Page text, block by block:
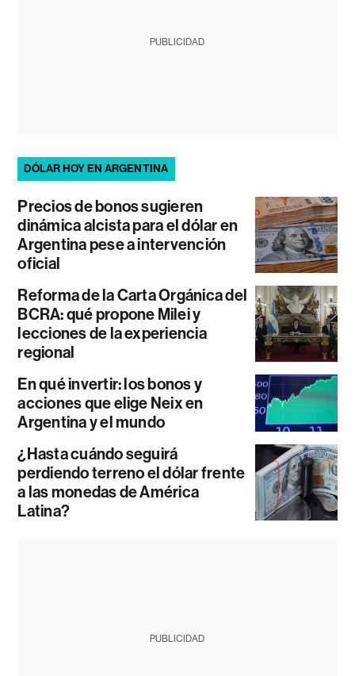
PUBLICIDAD
DÓLAR HOY EN ARGENTINA
Precios de bonos sugieren
dinámica alcista para el dólar en
Argentina pese a intervención
oficial
Reforma de la Carta Orgánica del
BCRA: qué propone Milei y
lecciones de la experiencia
regional
En qué invertir: los bonos y
acciones que elige Neix en
Argentina y el mundo
¿Hasta cuándo seguirá
perdiendo terreno el dólar frente
a las monedas de América
Latina?
PUBLICIDAD